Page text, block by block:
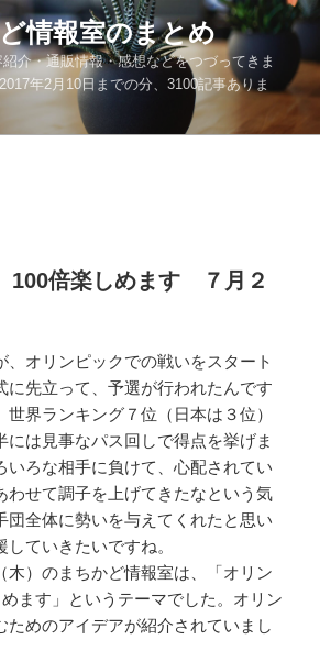
情報室のまとめ
介・通販情報・感想などをつづってきま
年2月10日までの分、3100記事ありま
倍楽しめます ７月２
、オリンピックでの戦いをスタート
に先立って、予選が行われたんです
界ランキング７位（日本は３位）
には見事なパス回しで得点を挙げま
いろな相手に負けて、心配されてい
わせて調子を上げてきたなという気
団全体に勢いを与えてくれたと思い
ていきたいですね。
）のまちかど情報室は、「オリン
ます」というテーマでした。オリン
ためのアイデアが紹介されていまし